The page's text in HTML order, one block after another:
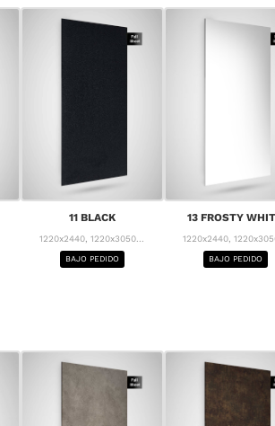
11 BLACK
1220x2440, 1220x3050...
BAJO PEDIDO
13 FROSTY
1220x2440,
BAJO PEDIDO